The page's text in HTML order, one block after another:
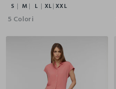
S M L XL XXL
5 Colori